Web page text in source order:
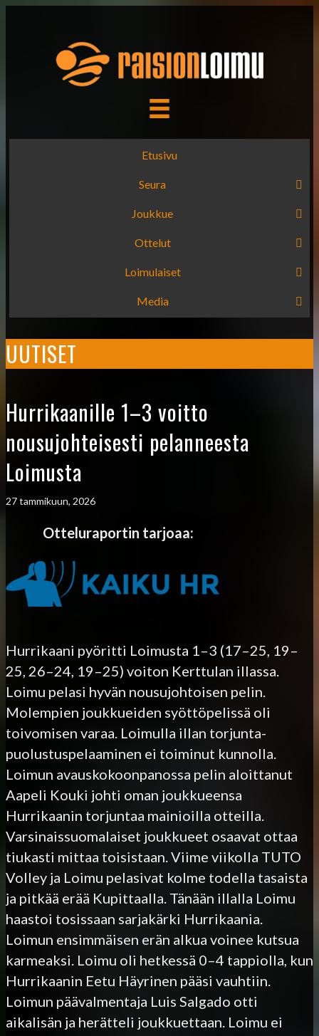
Etusivu
Seura
Joukkue
Ottelut
Loimulaiset
Media
UUTISET
Hurrikaanille 1–3 voitto
nousujohteisesti pelanneesta
Loimusta
27 tammikuun, 2026
Otteluraportin tarjoaa:
Hurrikaani pyöritti Loimusta 1–3 (17–25, 19–
25, 26–24, 19–25) voiton Kerttulan illassa.
Loimu pelasi hyvän nousujohtoisen pelin.
Molempien joukkueiden syöttöpelissä oli
toivomisen varaa. Loimulla illan torjunta-
puolustuspelaaminen ei toiminut kunnolla.
Loimun avauskokoonpanossa pelin aloittanut
Aapeli Kouki johti oman joukkueensa
Hurrikaanin torjuntaa mainioilla otteilla.
Varsinaissuomalaiset joukkueet osaavat ottaa
tiukasti mittaa toisistaan. Viime viikolla TUTO
Volley ja Loimu pelasivat kolme todella tasaista
ja pitkää erää Kupittaalla. Tänään illalla Loimu
haastoi tosissaan sarjakärki Hurrikaania.
Loimun ensimmäisen erän alkua voinee kutsua
karmeaksi. Loimu oli hetkessä 0–4 tappiolla, kun
Hurrikaanin Eetu Häyrinen pääsi vauhtiin.
Loimun päävalmentaja Luis Salgado otti
aikalisän ja herätteli joukkuettaan. Loimu ei